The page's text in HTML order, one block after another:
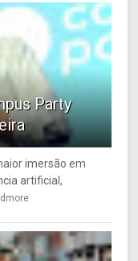
Party
imersão em
artificial,